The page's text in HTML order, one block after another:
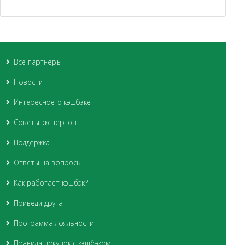
Все партнеры
Новости
Интересное о кэшбэке
Советы экспертов
Поддержка
Ответы на вопросы
Как работает кэшбэк?
Приведи друга
Программа лояльности
Правила покупок с кэшбэком